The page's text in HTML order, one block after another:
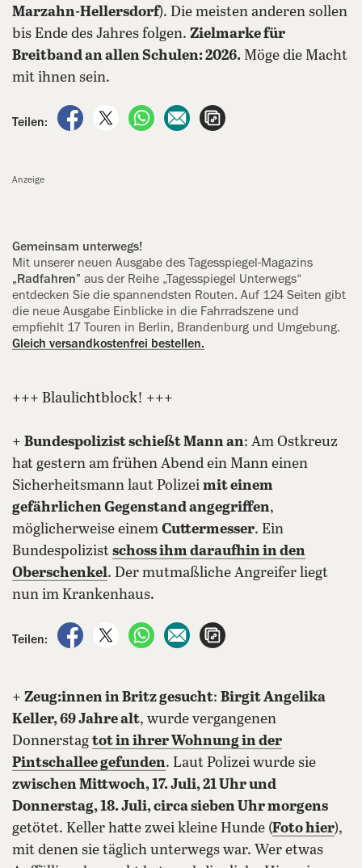
Marzahn-Hellersdorf). Die meisten anderen sollen
bis Ende des Jahres folgen. Zielmarke für
Breitband an allen Schulen: 2026. Möge die Macht
mit ihnen sein.
Teilen:
auf Facebook teilen
auf X teilenper WhatsApp teilen
per E-Mail teilen
Anzeige
Gemeinsam unterwegs!
Mit unserer neuen Ausgabe des Tagesspiegel-Magazins
„Radfahren” aus der Reihe „Tagesspiegel Unterwegs“
entdecken Sie die spannendsten ‍Routen. Auf 124 Seiten gibt
die neue Ausgabe Einblicke in die Fahrradszene und
empfiehlt 17 Touren in Berlin, Brandenburg und Umgebung.
Gleich versandkostenfrei bestellen.
+++ Blaulichtblock! +++
+ Bundespolizist schießt Mann an: Am Ostkreuz
hat gestern am frühen Abend ein Mann einen
Sicherheitsmann laut Polizei mit einem
gefährlichen Gegenstand angegriffen,
möglicherweise einem Cuttermesser. Ein
Bundespolizist schoss ihm daraufhin in den
Oberschenkel. Der mutmaßliche Angreifer liegt
nun im Krankenhaus.
Teilen:
auf Facebook teilen
auf X teilenper WhatsApp teilen
per E-Mail teilen
+ Zeug:innen in Britz gesucht: Birgit Angelika
Keller, 69 Jahre alt, wurde vergangenen
Donnerstag tot in ihrer Wohnung in der
Pintschalleegefunden. Laut Polizei wurde sie
zwischen Mittwoch, 17. Juli, 21 Uhr und
Donnerstag, 18. Juli, circa sieben Uhr morgens
getötet. Keller hatte zwei kleine Hunde (Foto hier),
mit denen sie täglich unterwegs war. Wer etwas